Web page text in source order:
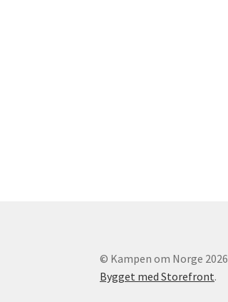
© Kampen om Norge 2026
Bygget med Storefront.